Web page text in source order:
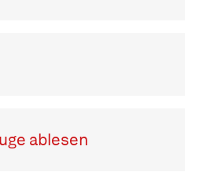
ablesen